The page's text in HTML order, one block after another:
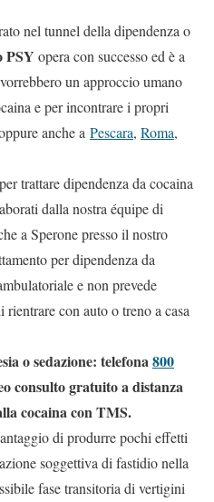
nel tunnel della dipendenza o
PSY opera con successo ed è a
un approccio umano
e per incontrare i propri
anche a Pescara, Roma,
trattare dipendenza da cocaina
dalla nostra équipe di
a Sperone presso il nostro
per dipendenza da
e non prevede
con auto o treno a casa
o sedazione: telefona800
consulto gratuito a distanza
cocaina con TMS.
di produrre pochi effetti
soggettiva di fastidio nella
fase transitoria di vertigini